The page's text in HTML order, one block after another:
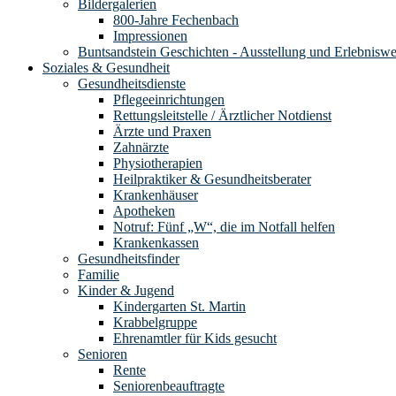
Bildergalerien
800-Jahre Fechenbach
Impressionen
Buntsandstein Geschichten - Ausstellung und
Soziales & Gesundheit
Gesundheitsdienste
Pflegeeinrichtungen
Rettungsleitstelle / Ärztlicher Notdienst
Ärzte und Praxen
Zahnärzte
Physiotherapien
Heilpraktiker & Gesundheitsberater
Krankenhäuser
Apotheken
Notruf: Fünf „W“, die im Notfall helfen
Krankenkassen
Gesundheitsfinder
Familie
Kinder & Jugend
Kindergarten St. Martin
Krabbelgruppe
Ehrenamtler für Kids gesucht
Senioren
Rente
Seniorenbeauftragte